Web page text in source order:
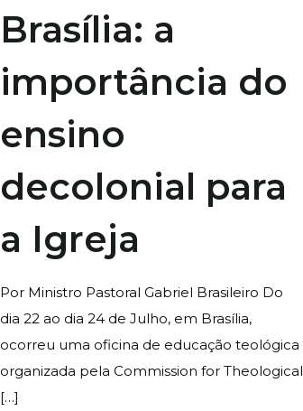
Brasília: a
importância do
ensino
decolonial para
a Igreja
Por Ministro Pastoral Gabriel Brasileiro Do
dia 22 ao dia 24 de Julho, em Brasília,
ocorreu uma oficina de educação teológica
organizada pela Commission for Theological
[…]